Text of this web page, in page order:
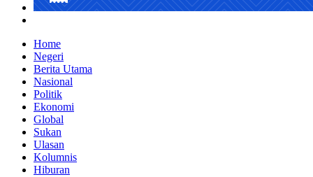
Home
Negeri
Berita Utama
Nasional
Politik
Ekonomi
Global
Sukan
Ulasan
Kolumnis
Hiburan